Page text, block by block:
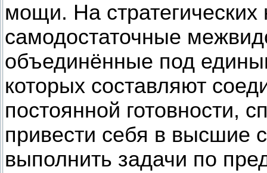
мощи. На
самодостаточные
объединённые под
которых составляют
постоянной готовности,
привести себя в высшие
выполнить задачи по